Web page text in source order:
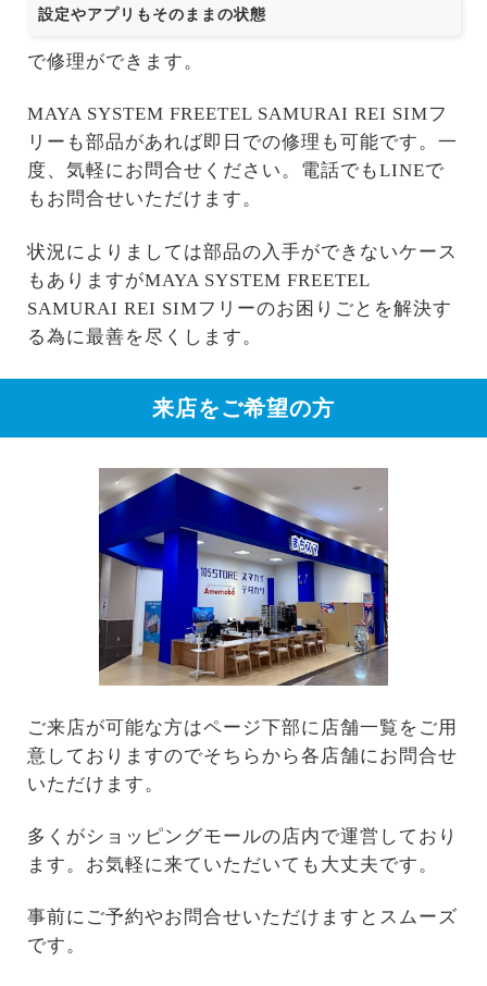
設定やアプリもそのままの状態
で修理ができます。
MAYA SYSTEM FREETEL SAMURAI REI SIMフ
リーも部品があれば即日での修理も可能です。一
度、気軽にお問合せください。電話でもLINEで
もお問合せいただけます。
状況によりましては部品の入手ができないケース
もありますがMAYA SYSTEM FREETEL
SAMURAI REI SIMフリーのお困りごとを解決す
る為に最善を尽くします。
来店をご希望の方
ご来店が可能な方はページ下部に店舗一覧をご用
意しておりますのでそちらから各店舗にお問合せ
いただけます。
多くがショッピングモールの店内で運営しており
ます。お気軽に来ていただいても大丈夫です。
事前にご予約やお問合せいただけますとスムーズ
です。